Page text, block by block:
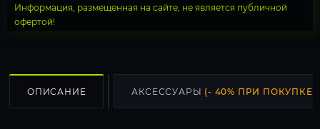
Информация, размещенная на сайте, не является публичной
офертой!
ОПИСАНИЕ АКСЕССУАРЫ (- 40% ПРИ ПОКУПКЕ